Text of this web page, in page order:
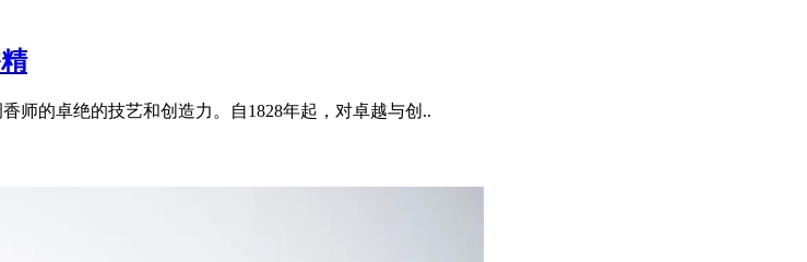
师的卓绝的技艺和创造力。自1828年起，对卓越与创..